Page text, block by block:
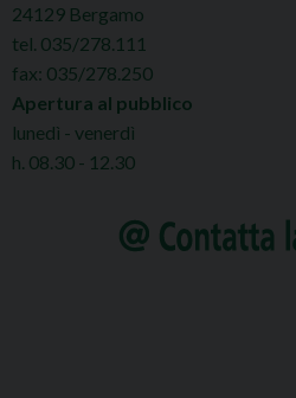
24129 Bergamo
tel. 035/278.111
fax: 035/278.250
Apertura al pubblico
lunedì - venerdì
h. 08.30 - 12.30